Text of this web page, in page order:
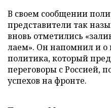
В своем сообщении
представители так
вновь отметились
лаем». Он напомнил и о
политика, который
переговоры с Россией,
успехов на фронте.